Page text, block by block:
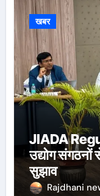
खबर
JIADA
उद्योग
सुझाव
Rajdhani